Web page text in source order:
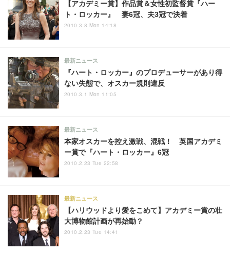
【アカデミー賞】作品賞＆女性初監督賞『ハー
ト・ロッカー』 妻6冠、夫3冠で決着
2010.3.8 Mon 14:18
『ハート・ロッカー』のプロデューサーがあり得
ない失態で、オスカー規則違反
最新ニュース
2010.3.1 Mon 11:05
本家オスカーを控え激戦、混戦！ 英国アカデミ
ー賞で『ハート・ロッカー』6冠
最新ニュース
2010.2.23 Tue 22:58
【ハリウッドより愛をこめて】アカデミー賞の壮
大博物館計画が再始動？
最新ニュース
2010.2.23 Tue 14:41